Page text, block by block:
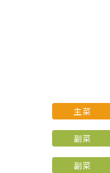
主菜
副菜
副菜